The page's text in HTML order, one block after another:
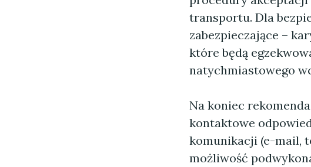
transportu. Dla
zabezpieczające –
które będą
natychmiastowego
Na koniec
kontaktowe
komunikacji (e-mail,
możliwość